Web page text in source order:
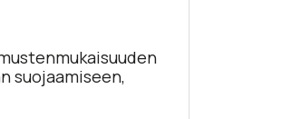
suojaamiseen,